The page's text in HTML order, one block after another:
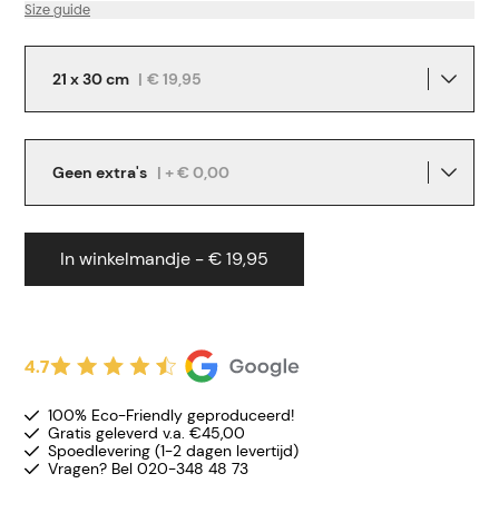
Size guide
21 x 30 cm | € 19,95
Geen extra's | + € 0,00
In winkelmandje - € 19,95
4.7
100% Eco-Friendly geproduceerd!
Gratis geleverd v.a. €45,00
Spoedlevering (1-2 dagen levertijd)
Vragen? Bel 020-348 48 73